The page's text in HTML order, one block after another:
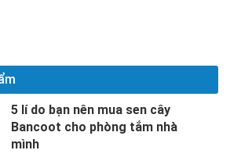
5 lí do bạn nên mua sen cây
Bancoot cho phòng tắm nhà
mình